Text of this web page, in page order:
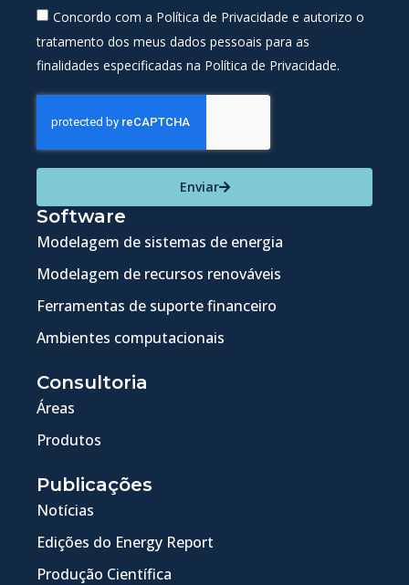
Concordo com a Política de Privacidade e autorizo o
tratamento dos meus dados pessoais para as
finalidades especificadas na Política de Privacidade.
Enviar
Software
Modelagem de sistemas de energia
Modelagem de recursos renováveis
Ferramentas de suporte financeiro
Ambientes computacionais
Consultoria
Áreas
Produtos
Publicações
Notícias
Edições do Energy Report
Produção Científica